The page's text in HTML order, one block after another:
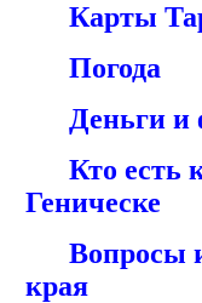
Карты
Погода
Деньги
Кто есть
Геническе
Вопросы
края